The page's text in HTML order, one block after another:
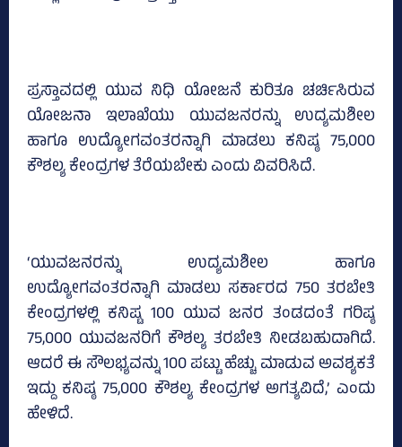
ಪ್ರಸ್ತಾವದಲ್ಲಿ ಯುವ ನಿಧಿ ಯೋಜನೆ ಕುರಿತೂ ಚರ್ಚಿಸಿರುವ
ಯೋಜನಾ ಇಲಾಖೆಯು ಯುವಜನರನ್ನು ಉದ್ಯಮಶೀಲ
ಹಾಗೂ ಉದ್ಯೋಗವಂತರನ್ನಾಗಿ ಮಾಡಲು ಕನಿಷ್ಠ 75,000
ಕೌಶಲ್ಯ ಕೇಂದ್ರಗಳ ತೆರೆಯಬೇಕು ಎಂದು ವಿವರಿಸಿದೆ.
‘ಯುವಜನರನ್ನು ಉದ್ಯಮಶೀಲ ಹಾಗೂ
ಉದ್ಯೋಗವಂತರನ್ನಾಗಿ ಮಾಡಲು ಸರ್ಕಾರದ 750 ತರಬೇತಿ
ಕೇಂದ್ರಗಳಲ್ಲಿ ಕನಿಷ್ಟ 100 ಯುವ ಜನರ ತಂಡದಂತೆ ಗರಿಷ್ಠ
75,000 ಯುವಜನರಿಗೆ ಕೌಶಲ್ಯ ತರಬೇತಿ ನೀಡಬಹುದಾಗಿದೆ.
ಆದರೆ ಈ ಸೌಲಭ್ಯವನ್ನು 100 ಪಟ್ಟು ಹೆಚ್ಚು ಮಾಡುವ ಅವಶ್ಯಕತೆ
ಇದ್ದು ಕನಿಷ್ಠ 75,000 ಕೌಶಲ್ಯ ಕೇಂದ್ರಗಳ ಅಗತ್ಯವಿದೆ,’ ಎಂದು
ಹೇಳಿದೆ.